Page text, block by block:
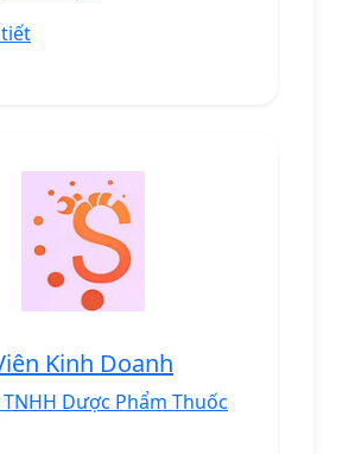
Kinh Doanh
TNHH Dược Phẩm Thuốc